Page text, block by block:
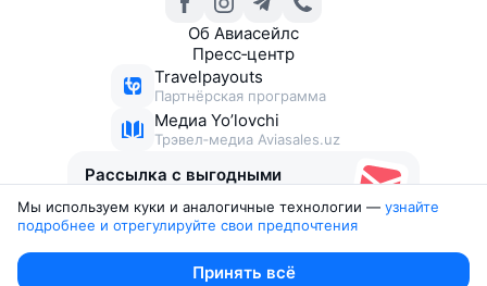
Об Авиасейлс
Пресс‑центр
Travelpayouts
Партнёрская программа
Медиа Yo’lovchi
Трэвел‑медиа Aviasales.uz
Рассылка с выгодными
Юридические документы
Мы используем куки и аналогичные технологии — узнайте
подробнее и отрегулируйте свои предпочтения
Принять всё